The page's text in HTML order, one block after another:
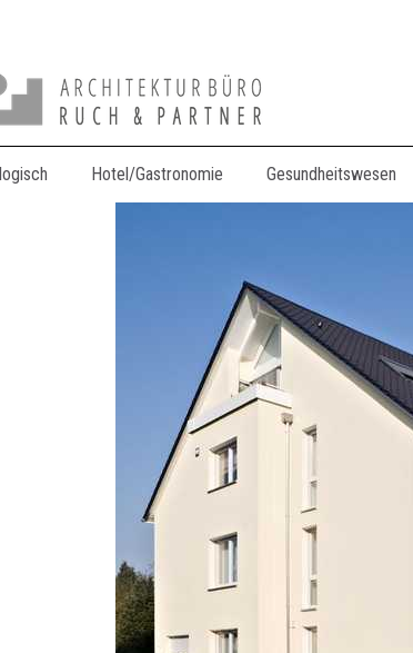
Hotel/Gastronomie Gesundheitswesen